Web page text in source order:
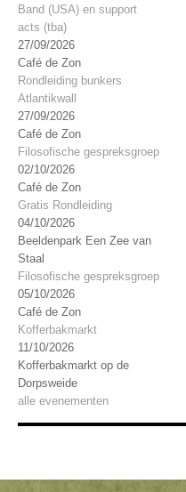
Band (USA) en support
acts (tba)
27/09/2026
Café de Zon
Rondleiding bunkers
Atlantikwall
27/09/2026
Café de Zon
Filosofische gespreksgroep
02/10/2026
Café de Zon
Gratis Rondleiding
04/10/2026
Beeldenpark Een Zee van
Staal
Filosofische gespreksgroep
05/10/2026
Café de Zon
Kofferbakmarkt
11/10/2026
Kofferbakmarkt op de
Dorpsweide
alle evenementen